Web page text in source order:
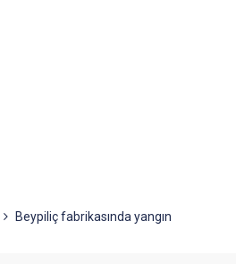
Beypiliç fabrikasında yangın